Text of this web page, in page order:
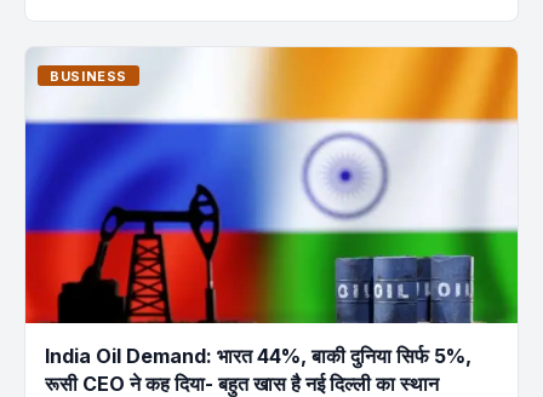
BUSINESS
India Oil Demand: भारत 44%, बाकी दुनिया सिर्फ 5%,
रूसी CEO ने कह दिया- बहुत खास है नई दिल्‍ली का स्‍थान